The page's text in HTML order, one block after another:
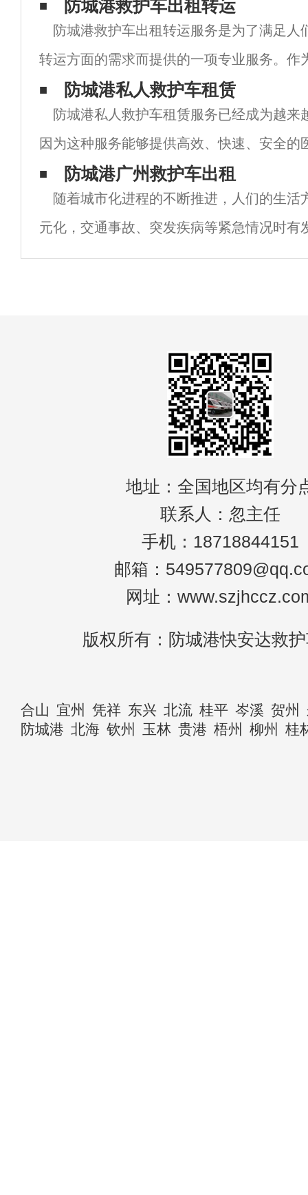
防城港救护车出租转运
防城港救护车出租转运服务是为了满足人
转运方面的需求而提供的一项专业服务。作
市，防城港市的医疗条件相对较好，但在紧
车的快速响应和高效运作仍然是至关重要的
防城港私人救护车租赁
防城港私人救护车租赁服务已经成为越来
因为这种服务能够提供高效、快速、安全的
特别是在急救和运送病人方面，私人救护车
喻。私人救护车租赁是一种专业的医疗服务
防城港广州救护车出租
随着城市化进程的不断推进，人们的生活
元化，交通事故、突发疾病等紧急情况时有
情况下，救护车的重要性不言而喻。然而，
地址：全国地区均有分
联系人：忽主任
手机：18718844151
邮箱：
网址：
版权所有：防城港快安达救
合山 宜州 凭祥 东兴 北流 桂平 岑溪 贺州
防城港 北海 钦州 玉林 贵港 梧州 柳州 桂